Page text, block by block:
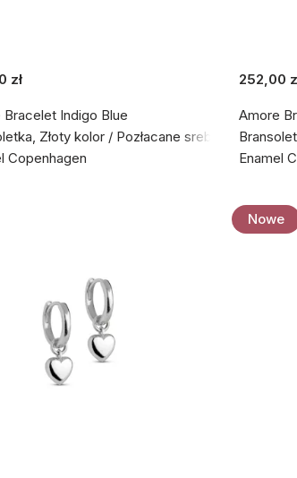
zł
Bracelet Indigo Blue
Złoty kolor / Pozłacane srebro próby 925
Copenhagen
252,00
Amore
Enamel
Nowe